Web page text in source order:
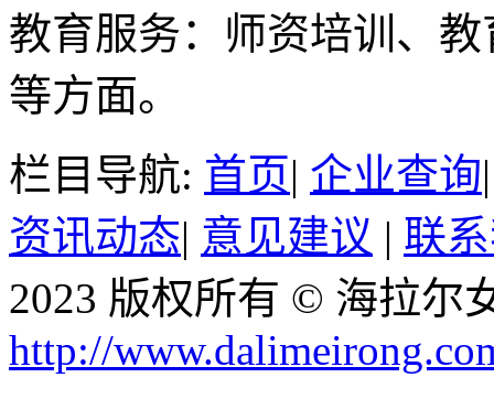
教育服务：师资培训、
等方面。
栏目导航: 首页| 企业查询
资讯动态| 意见建议 | 联
2023 版权所有 © 海拉
http://